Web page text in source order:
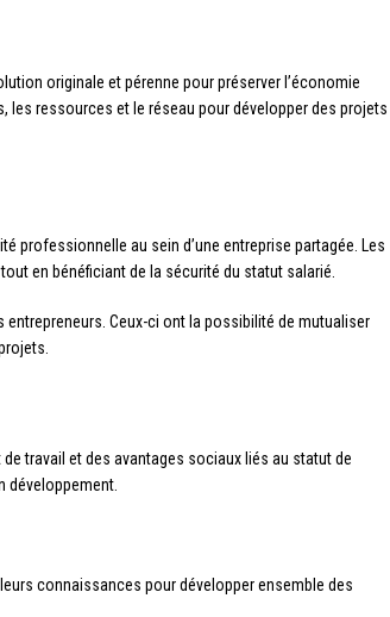
originale et pérenne pour préserver l’économie
les ressources et le réseau pour développer des projets
professionnelle au sein d’une entreprise partagée. Les
en bénéficiant de la sécurité du statut salarié.
entrepreneurs. Ceux-ci ont la possibilité de mutualiser
de travail et des avantages sociaux liés au statut de
développement.
connaissances pour développer ensemble des